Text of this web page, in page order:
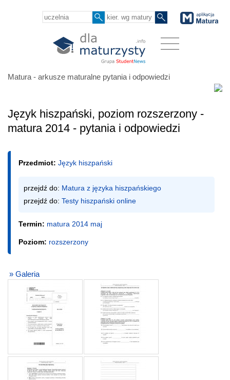
Matura - arkusze maturalne pytania i odpowiedzi
Język hiszpański, poziom rozszerzony -
matura 2014 - pytania i odpowiedzi
Przedmiot: Język hiszpański
przejdź do: Matura z języka hiszpańskiego
przejdź do: Testy hiszpański online
Termin: matura 2014 maj
Poziom: rozszerzony
» Galeria